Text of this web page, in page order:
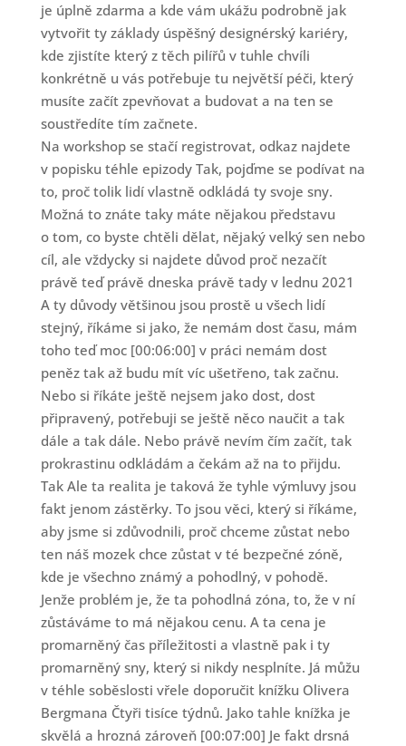
je úplně zdarma a kde vám ukážu podrobně jak
vytvořit ty základy úspěšný designérský kariéry,
kde zjistíte který z těch pilířů v tuhle chvíli
konkrétně u vás potřebuje tu největší péči, který
musíte začít zpevňovat a budovat a na ten se
soustředíte tím začnete.
Na workshop se stačí registrovat, odkaz najdete
v popisku téhle epizody Tak, pojďme se podívat na
to, proč tolik lidí vlastně odkládá ty svoje sny.
Možná to znáte taky máte nějakou představu
o tom, co byste chtěli dělat, nějaký velký sen nebo
cíl, ale vždycky si najdete důvod proč nezačít
právě teď právě dneska právě tady v lednu 2021
A ty důvody většinou jsou prostě u všech lidí
stejný, říkáme si jako, že nemám dost času, mám
toho teď moc [00:06:00] v práci nemám dost
peněz tak až budu mít víc ušetřeno, tak začnu.
Nebo si říkáte ještě nejsem jako dost, dost
připravený, potřebuji se ještě něco naučit a tak
dále a tak dále. Nebo právě nevím čím začít, tak
prokrastinu odkládám a čekám až na to přijdu.
Tak Ale ta realita je taková že tyhle výmluvy jsou
fakt jenom zástěrky. To jsou věci, který si říkáme,
aby jsme si zdůvodnili, proč chceme zůstat nebo
ten náš mozek chce zůstat v té bezpečné zóně,
kde je všechno známý a pohodlný, v pohodě.
Jenže problém je, že ta pohodlná zóna, to, že v ní
zůstáváme to má nějakou cenu. A ta cena je
promarněný čas příležitosti a vlastně pak i ty
promarněný sny, který si nikdy nesplníte. Já můžu
v téhle soběslosti vřele doporučit knížku Olivera
Bergmana Čtyři tisíce týdnů. Jako tahle knížka je
skvělá a hrozná zároveň [00:07:00] Je fakt drsná